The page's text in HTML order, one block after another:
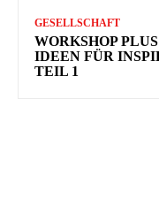
GESELLSCHAFT
WORKSHOP
IDEEN FÜR
TEIL 1